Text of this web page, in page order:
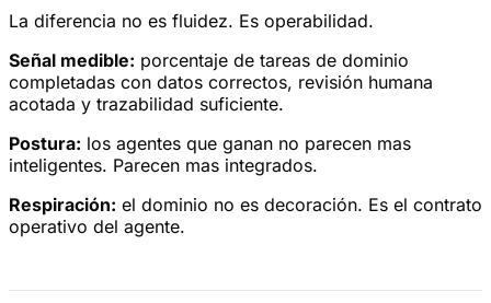
La diferencia no es fluidez. Es operabilidad.
Señal medible: porcentaje de tareas de dominio
completadas con datos correctos, revisión humana
acotada y trazabilidad suficiente.
Postura: los agentes que ganan no parecen mas
inteligentes. Parecen mas integrados.
Respiración: el dominio no es decoración. Es el contrato
operativo del agente.